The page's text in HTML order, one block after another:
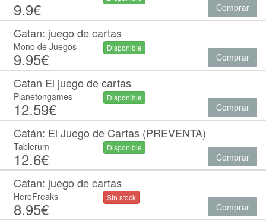
9.9€ Comprar
Catan: juego de cartas
Mono de Juegos
9.95€
Disponible
Comprar
Catan El juego de cartas
Planetongames
12.59€
Disponible
Comprar
Catán: El Juego de Cartas (PREVENTA)
Tablerum
12.6€
Disponible
Comprar
Catan: juego de cartas
HeroFreaks
8.95€
Sin stock
Comprar